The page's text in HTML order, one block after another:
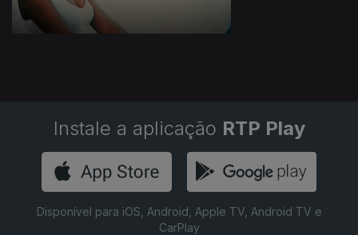
Instale a aplicação RTP Play
Disponível para iOS, Android, Apple TV, Android TV e
CarPlay